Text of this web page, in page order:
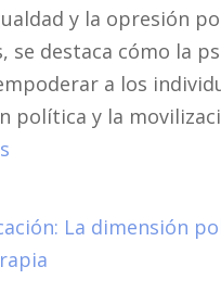
y la opresión
se destaca cómo la
a los
política y la